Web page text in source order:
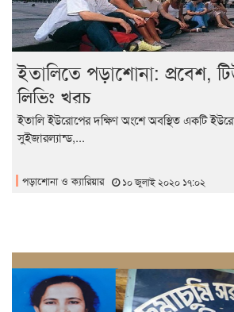
ইতালিতে পড়াশোনা: প্রবেশ,
লিভিং খরচ
ইতালি ইউরোপের দক্ষিণ অংশে অবস্থিত একটি
সুইজারল্যান্ড,...
পড়াশোনা ও ক্যারিয়ার ১০ জুলাই ২০২০ ১৭:০২